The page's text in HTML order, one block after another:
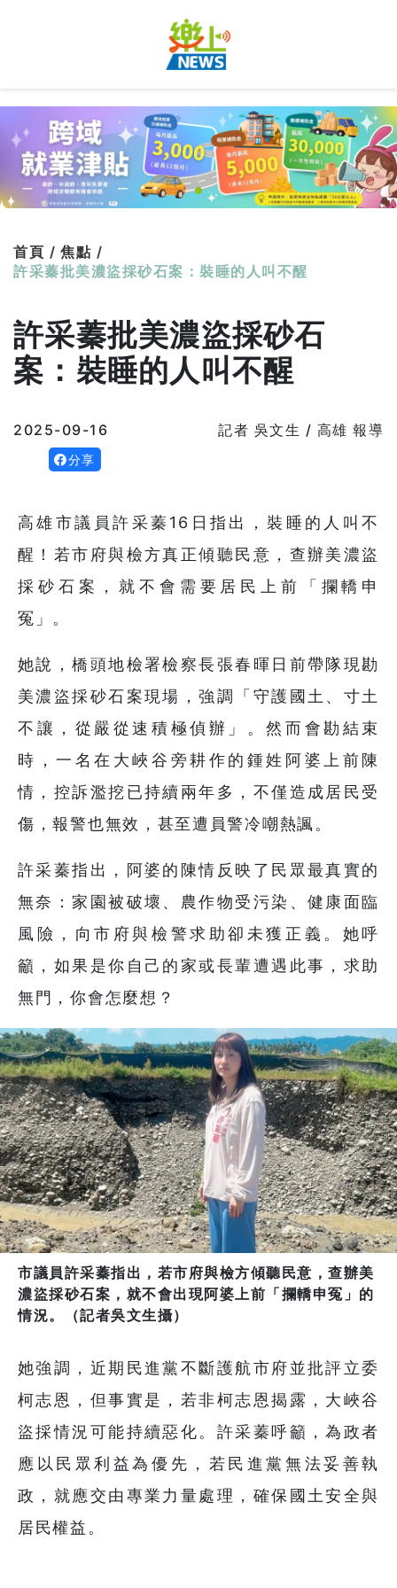
首頁 / 焦點 /
許采蓁批美濃盜採砂石案：裝睡的人叫不醒
許采蓁批美濃盜採砂石
案：裝睡的人叫不醒
2025-09-16 記者 吳文生 / 高雄 報導
分享
高雄市議員許采蓁16日指出，裝睡的人叫不
醒！若市府與檢方真正傾聽民意，查辦美濃盜
採砂石案，就不會需要居民上前「攔轎申
冤」。
她說，橋頭地檢署檢察長張春暉日前帶隊現勘
美濃盜採砂石案現場，強調「守護國土、寸土
不讓，從嚴從速積極偵辦」。然而會勘結束
時，一名在大峽谷旁耕作的鍾姓阿婆上前陳
情，控訴濫挖已持續兩年多，不僅造成居民受
傷，報警也無效，甚至遭員警冷嘲熱諷。
許采蓁指出，阿婆的陳情反映了民眾最真實的
無奈：家園被破壞、農作物受污染、健康面臨
風險，向市府與檢警求助卻未獲正義。她呼
籲，如果是你自己的家或長輩遭遇此事，求助
無門，你會怎麼想？
市議員許采蓁指出，若市府與檢方傾聽民意，查辦美
濃盜採砂石案，就不會出現阿婆上前「攔轎申冤」的
情況。（記者吳文生攝）
她強調，近期民進黨不斷護航市府並批評立委
柯志恩，但事實是，若非柯志恩揭露，大峽谷
盜採情況可能持續惡化。許采蓁呼籲，為政者
應以民眾利益為優先，若民進黨無法妥善執
政，就應交由專業力量處理，確保國土安全與
居民權益。